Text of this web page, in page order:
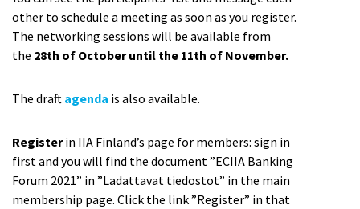
other to schedule a meeting as soon as you register.
The networking sessions will be available from
the 28th of October until the 11th of November.
The draft agenda is also available.
Registerin IIA Finland’s page for members: sign in
first and you will find the document ”ECIIA Banking
Forum 2021” in ”Ladattavat tiedostot” in the main
membership page. Click the link ”Register” in that